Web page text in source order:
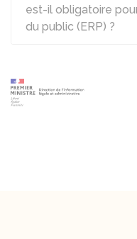
est-il obligatoire
du public (ERP) ?